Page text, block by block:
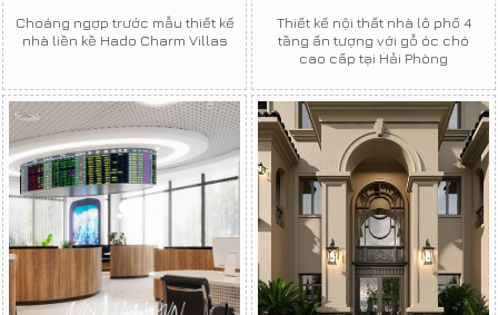
Choáng ngợp trước mẫu thiết kế
nhà liền kề Hado Charm Villas
Thiết kế nội thất nhà lô phố 4
tầng ấn tượng với gỗ óc chó
cao cấp tại Hải Phòng